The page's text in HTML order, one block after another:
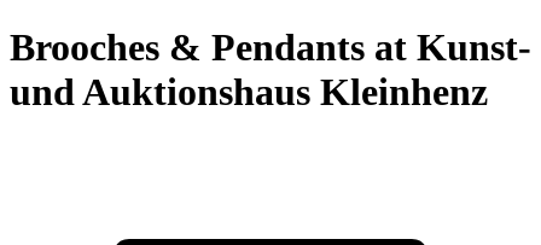
Brooches & Pendants at Kunst-
und Auktionshaus Kleinhenz